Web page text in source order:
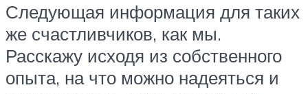
Следующая информация для таких
же счастливчиков, как мы.
Расскажу исходя из собственного
опыта, на что можно надеяться и